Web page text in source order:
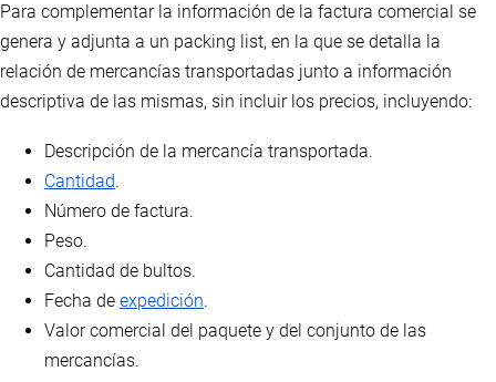
Para complementar la información de la factura comercial se
genera y adjunta a un packing list, en la que se detalla la
relación de mercancías transportadas junto a información
descriptiva de las mismas, sin incluir los precios, incluyendo:
Descripción de la mercancía transportada.
Cantidad.
Número de factura.
Peso.
Cantidad de bultos.
Fecha de expedición.
Valor comercial del paquete y del conjunto de las
mercancías.